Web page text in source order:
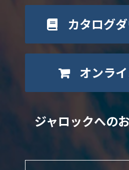
カタログ
オンラ
ジャロックへの